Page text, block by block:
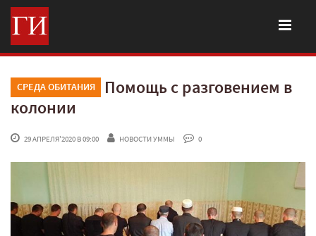
СРЕДА ОБИТАНИЯ
Помощь с разговением в
колонии
29 АПРЕЛЯ'2020 В 09:00 НОВОСТИ УММЫ 0